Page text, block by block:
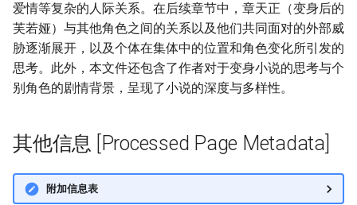
爱情等复杂的人际关系。在后续章节中，章天正（变身后的
芙若娅）与其他角色之间的关系以及他们共同面对的外部威
胁逐渐展开，以及个体在集体中的位置和角色变化所引发的
思考。此外，本文件还包含了作者对于变身小说的思考与个
别角色的剧情背景，呈现了小说的深度与多样性。
其他信息 [Processed Page Metadata]
附加信息表